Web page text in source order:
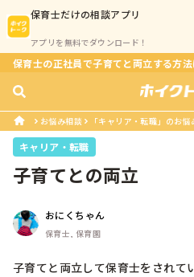
保育士だけの相談アプリ
アプリを無料でダウンロード！
保育士の正社員で子育てと両立する方法
お悩み相談 「キャリア・転職」のお悩
キャリア・転職
子育てとの両立
おにくちゃん
保育士, 保育園
子育てと両立して保育士をされて